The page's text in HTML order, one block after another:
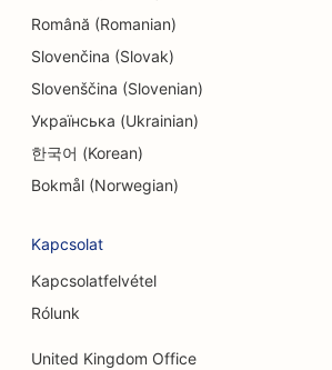
SEO a szórakozás és rekreáció
SEO a szabadulószobák számára
EO etnikai éttermek számára
SEO az arcfelvarrás
SEO családi éttermek számára
Română (Romanian)
Slovenčina (Slovak)
Slovenščina (Slovenian)
Українська (Ukrainian)
한국어 (Korean)
Bokmål (Norwegian)
Kapcsolat
Kapcsolatfelvétel
Rólunk
United Kingdom Office